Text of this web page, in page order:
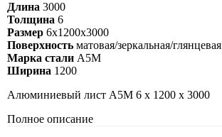
Длина 3000
Толщина 6
Размер 6х1200х3000
Поверхность матовая/зеркальная/глянцевая
Марка стали А5М
Ширина 1200
Алюминиевый лист А5М 6 х 1200 х 3000
Полное описание